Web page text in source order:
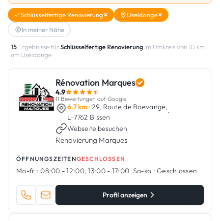
Förderungen & Zuschüsse
Stellenbörse
Sind Sie Handwerker?
Einloggen
Schlüsselfertige Renovierung
Useldange
In meiner Nähe
15 Ergebnisse fürSchlüsselfertige Renovierung im Umkreis von 10 km
um Useldange
Rénovation Marques
4.9
11 Bewertungen auf Google
6.7 km · 29, Route de Boevange,
L-7762 Bissen
·
Webseite besuchen
Renovierung Marques
ÖFFNUNGSZEITENGESCHLOSSEN
Mo-fr : 08:00 - 12:00, 13:00 - 17:00·Sa-so : Geschlossen
Profil anzeigen